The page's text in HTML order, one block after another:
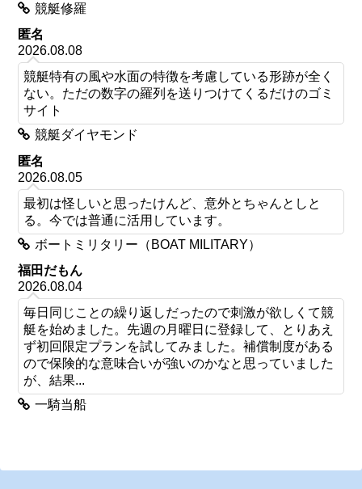
競艇修羅
匿名
2026.08.08
競艇特有の風や水面の特徴を考慮している形跡が全く
ない。ただの数字の羅列を送りつけてくるだけのゴミ
サイト
競艇ダイヤモンド
匿名
2026.08.05
最初は怪しいと思ったけんど、意外とちゃんとしと
る。今では普通に活用しています。
ボートミリタリー（BOAT MILITARY）
福田だもん
2026.08.04
毎日同じことの繰り返しだったので刺激が欲しくて競
艇を始めました。先週の月曜日に登録して、とりあえ
ず初回限定プランを試してみました。補償制度がある
ので保険的な意味合いが強いのかなと思っていました
が、結果...
一騎当船